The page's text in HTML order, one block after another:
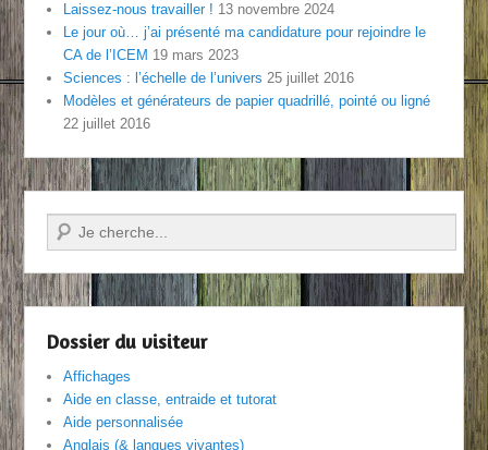
Laissez-nous travailler ! 13 novembre 2024
Le jour où… j’ai présenté ma candidature pour rejoindre le
CA de l’ICEM 19 mars 2023
Sciences : l’échelle de l’univers 25 juillet 2016
Modèles et générateurs de papier quadrillé, pointé ou ligné
22 juillet 2016
Recherche
Dossier du visiteur
Affichages
Aide en classe, entraide et tutorat
Aide personnalisée
Anglais (& langues vivantes)